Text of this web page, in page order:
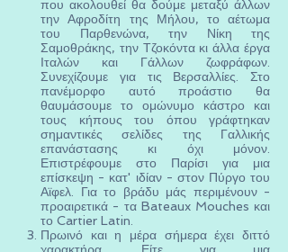
που ακολουθεί θα δούμε μεταξύ άλλων
την Αφροδίτη της Μήλου, το αέτωμα
του Παρθενώνα, την Νίκη της
Σαμοθράκης, την Τζοκόντα κι άλλα έργα
Ιταλών και Γάλλων ζωφράφων.
Συνεχίζουμε για τις Βερσαλλίες. Στο
πανέμορφο αυτό προάστιο θα
θαυμάσουμε το ομώνυμο κάστρο και
τους κήπους του όπου γράφτηκαν
σημαντικές σελίδες της Γαλλικής
επανάστασης κι όχι μόνον.
Επιστρέφουμε στο Παρίσι για μια
επίσκεψη - κατ' ιδίαν - στον Πύργο του
Αϊφελ. Για το βράδυ μάς περιμένουν -
προαιρετικά - τα Bateaux Mouches και
το Cartier Latin.
Πρωινό και η μέρα σήμερα έχει διττό